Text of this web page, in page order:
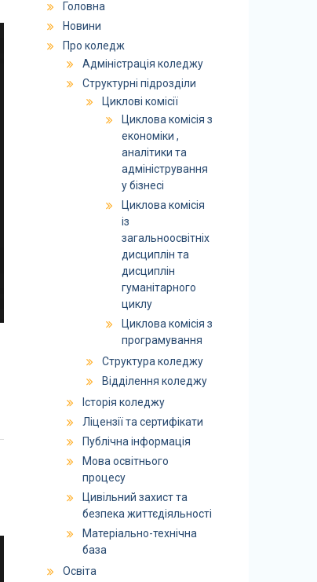
Головна
Новини
Про коледж
Адміністрація коледжу
Структурні підрозділи
Циклові комісії
Циклова комісія з
економіки ,
аналітики та
адміністрування
у бізнесі
Циклова комісія
із
загальноосвітніх
дисциплін та
дисциплін
гуманітарного
циклу
Циклова комісія з
програмування
Структура коледжу
Відділення коледжу
Історія коледжу
Ліцензії та сертифікати
Публічна інформація
Мова освітнього
процесу
Цивільний захист та
безпека життєдіяльності
Матеріально-технічна
база
Освіта